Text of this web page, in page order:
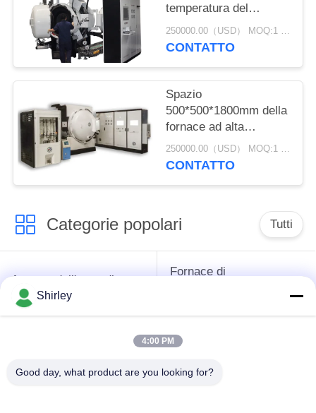
temperatura del
riscaldamento
periodico con la
pompa a macchina
250000.00（USD） MOQ:1 set
CONTATTO
Spazio
500*500*1800mm della
fornace ad alta
temperatura di vuoto
della struttura
250000.00（USD） MOQ:1 set
CONTATTO
Categorie popolari Tutti
fornace dell'anca di
sinterizzazione
Fornace di
vuoto
sinterizzazione
Shirley
4:00 PM
Good day, what product are you looking for?